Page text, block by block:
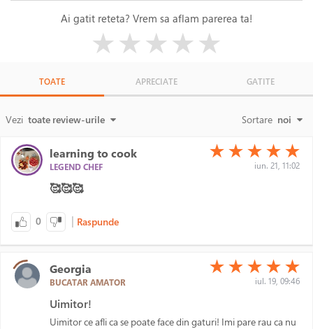
Ai gatit reteta? Vrem sa aflam parerea ta!
★★★★★
TOATE APRECIATE GATITE
Vezi toate review-urile Sortare noi
learning to cook
LEGEND CHEF
(*)
★ (*)
★ (*)
★ (*)
★ (*)
★
iun. 21, 11:02
🥰🥰🥰
0 | Raspunde
Georgia
BUCATAR AMATOR
(*)
★ (*)
★ (*)
★ (*)
★ (*)
★
iul. 19, 09:46
Uimitor!
Uimitor ce afli ca se poate face din gaturi! Imi pare rau ca nu